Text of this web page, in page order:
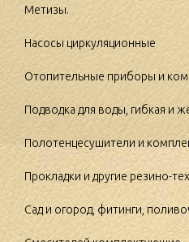
Метизы.
Насосы циркуляционные
Отопительные приборы и
Подводка для воды, гибкая и
Полотенцесушители и
Прокладки и другие резино-
Сад и огород, фитинги,